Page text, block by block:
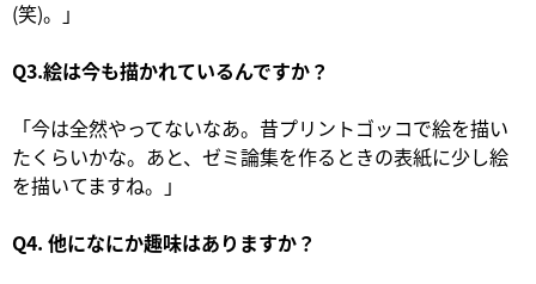
(笑)。」
Q3.絵は今も描かれているんですか？
「今は全然やってないなあ。昔プリントゴッコで絵を描い
たくらいかな。あと、ゼミ論集を作るときの表紙に少し絵
を描いてますね。」
Q4. 他になにか趣味はありますか？